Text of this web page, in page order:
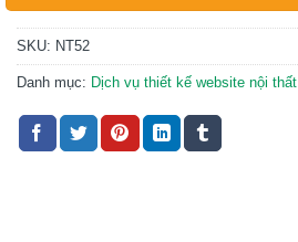
SKU: NT52
Danh mục: Dịch vụ thiết kế website nội thất